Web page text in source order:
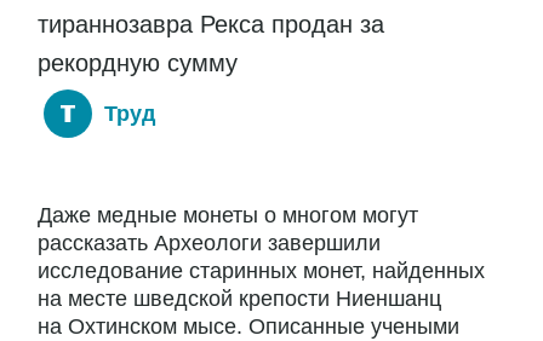
тираннозавра Рекса продан за
рекордную сумму
Труд
Даже медные монеты о многом могут
рассказать Археологи завершили
исследование старинных монет, найденных
на месте шведской крепости Ниеншанц
на Охтинском мысе. Описанные учеными